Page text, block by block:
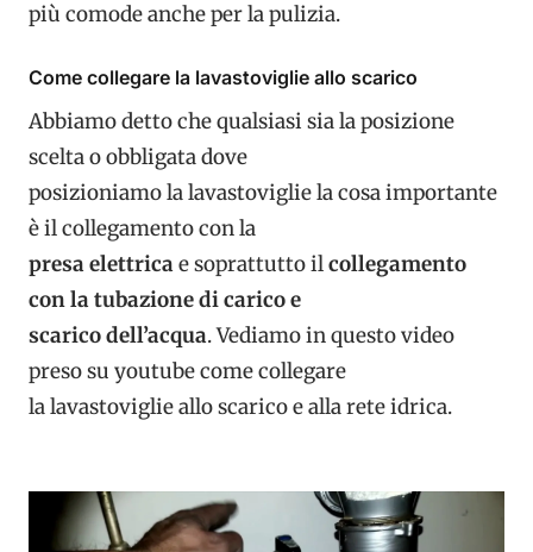
più comode anche per la pulizia.
Come collegare la lavastoviglie allo scarico
Abbiamo detto che qualsiasi sia la posizione
scelta o obbligata dove
posizioniamo la lavastoviglie la cosa importante
è il collegamento con la
presa elettricae soprattutto ilcollegamento
con la tubazione di carico e
scarico dell’acqua. Vediamo in questo video
preso su youtube come collegare
la lavastoviglie allo scarico e alla rete idrica.